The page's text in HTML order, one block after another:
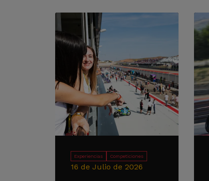
Experiencias Competiciones
16 de Julio de 2026